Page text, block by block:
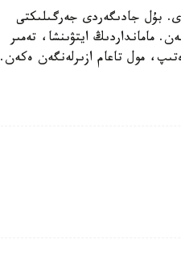
سۇيىقتىق سىيادى. بۇل جادىگەردى جەرگىلىكتى
مامانداردىڭ ايتۋىنشا، تەمىر
مول تاعام ازىرلەنگەن ەكەن.